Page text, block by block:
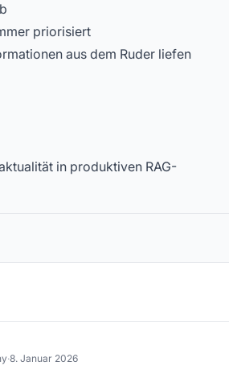
priorisiert
aus dem Ruder liefen
in produktiven RAG-
·8. Januar 2026